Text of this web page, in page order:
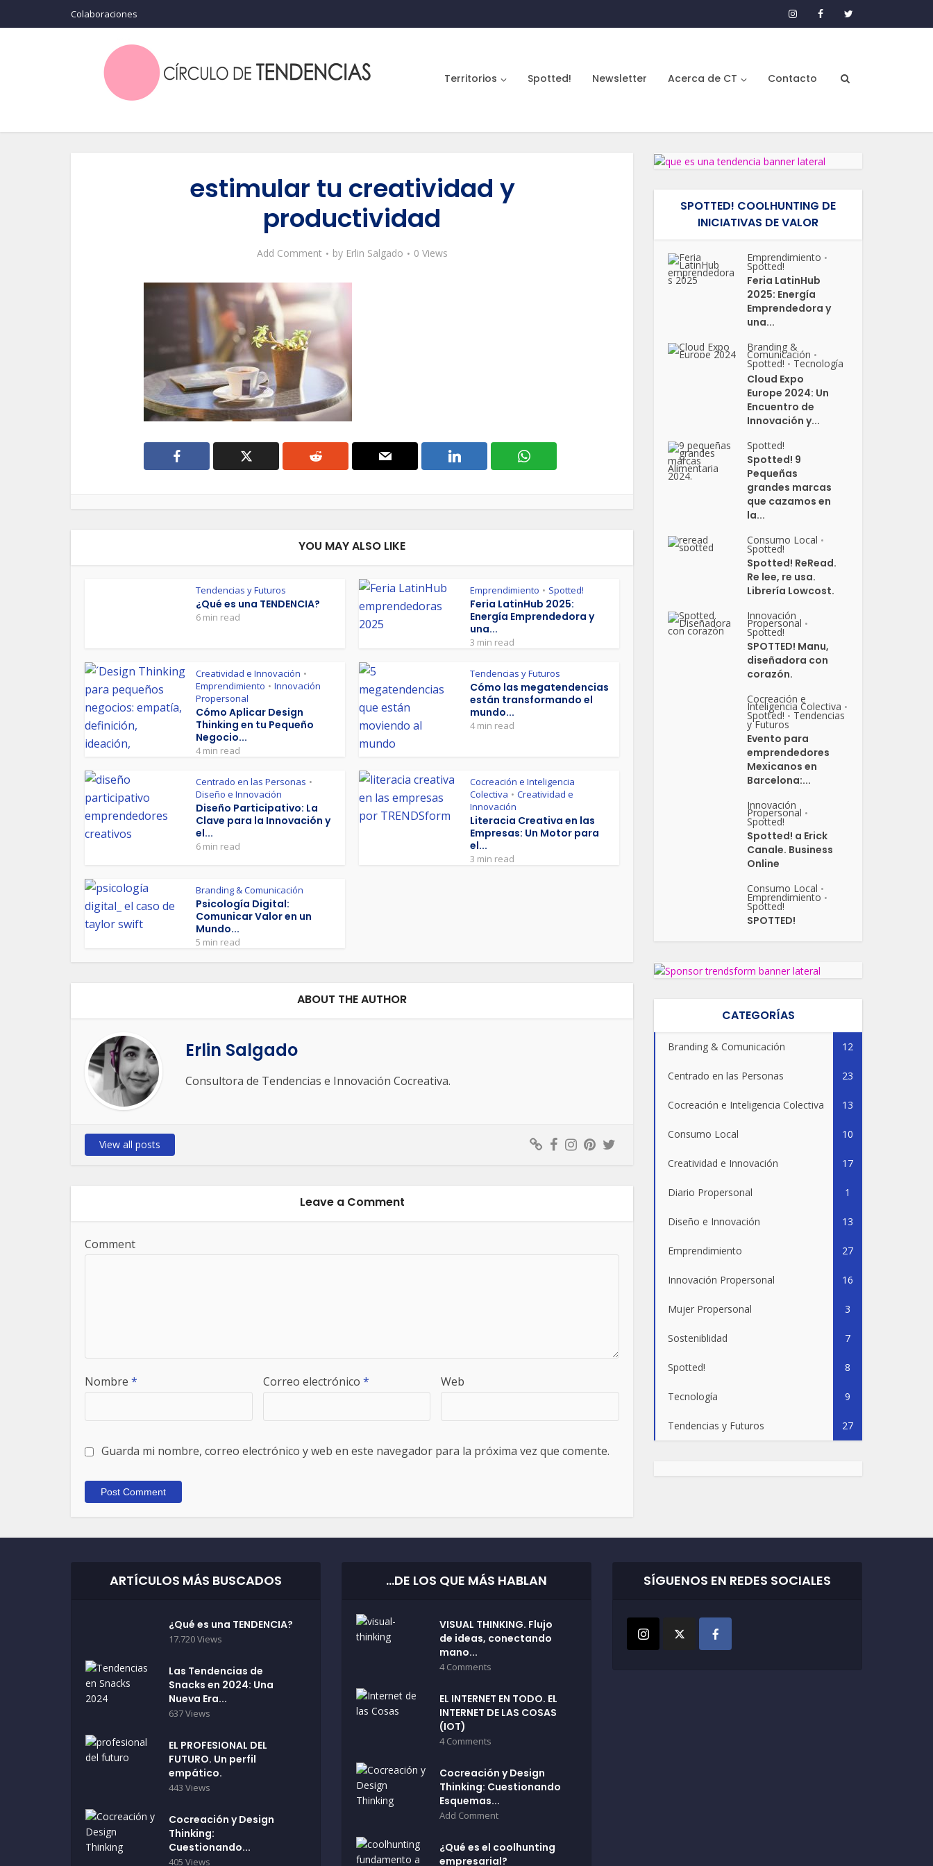
Colaboraciones
Territorios Spotted! Newsletter Acerca de CT Contacto
estimular tu creatividad y
productividad
Add Comment by Erlin Salgado 0 Views
YOU MAY ALSO LIKE
Tendencias y Futuros
¿Qué es una TENDENCIA?
6 min read
Emprendimiento • Spotted!
Feria LatinHub 2025:
Energía Emprendedora y
una...
3 min read
Creatividad e Innovación •
Emprendimiento • Innovación
Propersonal
Cómo Aplicar Design
Thinking en tu Pequeño
Negocio...
4 min read
Tendencias y Futuros
Cómo las megatendencias
están transformando el
mundo...
4 min read
Centrado en las Personas •
Diseño e Innovación
Diseño Participativo: La
Clave para la Innovación y
el...
6 min read
Cocreación e Inteligencia
Colectiva • Creatividad e
Innovación
Literacia Creativa en las
Empresas: Un Motor para
el...
3 min read
Branding & Comunicación
Psicología Digital:
Comunicar Valor en un
Mundo...
5 min read
ABOUT THE AUTHOR
Erlin Salgado
Consultora de Tendencias e Innovación Cocreativa.
View all posts
Leave a Comment
Comment
Nombre * Correo electrónico * Web
Guarda mi nombre, correo electrónico y web en este navegador para la próxima vez que comente.
SPOTTED! COOLHUNTING DE
INICIATIVAS DE VALOR
Emprendimiento •
Spotted!
Feria LatinHub
2025: Energía
Emprendedora y
una...
Branding &
Comunicación •
Spotted! • Tecnología
Cloud Expo
Europe 2024: Un
Encuentro de
Innovación y...
Spotted!
Spotted! 9
Pequeñas
grandes marcas
que cazamos en
la...
Consumo Local •
Spotted!
Spotted! ReRead.
Re lee, re usa.
Librería Lowcost.
Innovación
Propersonal •
Spotted!
SPOTTED! Manu,
diseñadora con
corazón.
Cocreación e
Inteligencia Colectiva •
Spotted! • Tendencias
y Futuros
Evento para
emprendedores
Mexicanos en
Barcelona:...
Innovación
Propersonal •
Spotted!
Spotted! a Erick
Canale. Business
Online
Consumo Local •
Emprendimiento •
Spotted!
SPOTTED!
CATEGORÍAS
Branding & Comunicación 12
Centrado en las Personas 23
Cocreación e Inteligencia Colectiva 13
Consumo Local 10
Creatividad e Innovación 17
Diario Propersonal 1
Diseño e Innovación 13
Emprendimiento 27
Innovación Propersonal 16
Mujer Propersonal 3
Sosteniblidad 7
Spotted! 8
Tecnología 9
Tendencias y Futuros 27
ARTÍCULOS MÁS BUSCADOS
¿Qué es una TENDENCIA?
17.720 Views
Las Tendencias de
Snacks en 2024: Una
Nueva Era...
637 Views
EL PROFESIONAL DEL
FUTURO. Un perfil
empático.
443 Views
Cocreación y Design
Thinking:
Cuestionando...
405 Views
…DE LOS QUE MÁS HABLAN
VISUAL THINKING. Flujo
de ideas, conectando
mano...
4 Comments
EL INTERNET EN TODO. EL
INTERNET DE LAS COSAS
(IOT)
4 Comments
Cocreación y Design
Thinking: Cuestionando
Esquemas...
Add Comment
¿Qué es el coolhunting
empresarial?
SÍGUENOS EN REDES SOCIALES